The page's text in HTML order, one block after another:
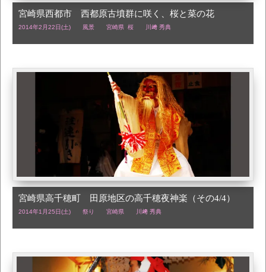
宮崎県西都市 西都原古墳群に咲く、桜と菜の花
2014年2月22日(土) 風景 宮崎県 桜 川﨑 秀典
宮崎県高千穂町 田原地区の高千穂夜神楽（その4/4）
2014年1月25日(土) 祭り 宮崎県 川﨑 秀典